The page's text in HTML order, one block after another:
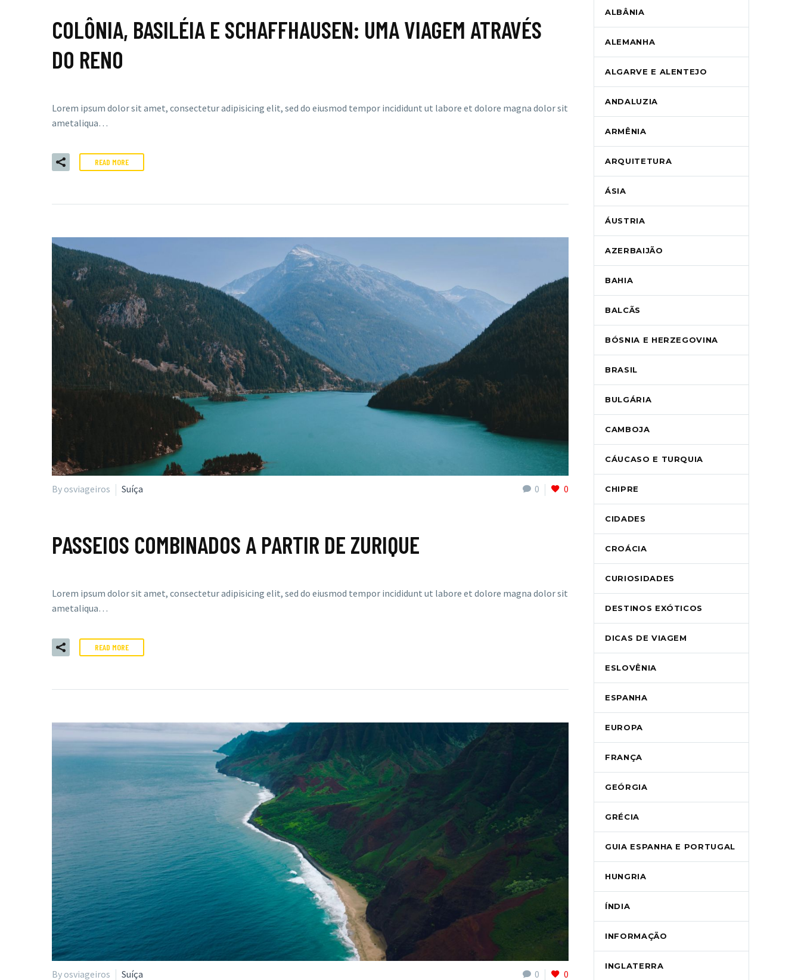
COLÔNIA, BASILÉIA E SCHAFFHAUSEN: UMA VIAGEM ATRAVÉS
DO RENO
Lorem ipsum dolor sit amet, consectetur adipisicing elit, sed do eiusmod tempor incididunt ut labore et dolore magna dolor sit
ametaliqua…
READ MORE
0 0
By osviageiros Suíça
PASSEIOS COMBINADOS A PARTIR DE ZURIQUE
Lorem ipsum dolor sit amet, consectetur adipisicing elit, sed do eiusmod tempor incididunt ut labore et dolore magna dolor sit
ametaliqua…
READ MORE
0 0
By osviageiros Suíça
ALBÂNIA
ALEMANHA
ALGARVE E ALENTEJO
ANDALUZIA
ARMÊNIA
ARQUITETURA
ÁSIA
ÁUSTRIA
AZERBAIJÃO
BAHIA
BALCÃS
BÓSNIA E HERZEGOVINA
BRASIL
BULGÁRIA
CAMBOJA
CÁUCASO E TURQUIA
CHIPRE
CIDADES
CROÁCIA
CURIOSIDADES
DESTINOS EXÓTICOS
DICAS DE VIAGEM
ESLOVÊNIA
ESPANHA
EUROPA
FRANÇA
GEÓRGIA
GRÉCIA
GUIA ESPANHA E PORTUGAL
HUNGRIA
ÍNDIA
INFORMAÇÃO
INGLATERRA